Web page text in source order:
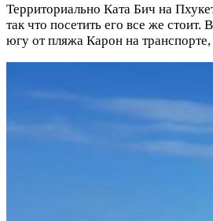
Территориально Ката Бич на
так что посетить его все же стоит.
югу от пляжа Карон на